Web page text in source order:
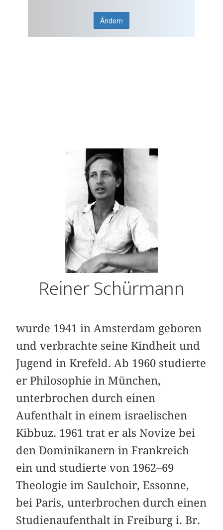
Ändern
Reiner Schürmann
wurde 1941 in Amsterdam geboren
und ver­brachte seine Kindheit und
Jugend in Krefeld. Ab 1960 studierte
er Philosophie in München,
unterbrochen durch einen
Aufenthalt in einem israelischen
Kibbuz. 1961 trat er als Novize bei
den Dominikanern in Frankreich
ein und studierte von 1962–69
Theologie im Saulchoir, Essonne,
bei Paris, unterbrochen durch einen
Studienaufenthalt in Freiburg i. Br.